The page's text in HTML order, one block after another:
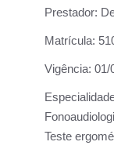
Prestador:
Matrícula:
Vigência: 01/
Teste